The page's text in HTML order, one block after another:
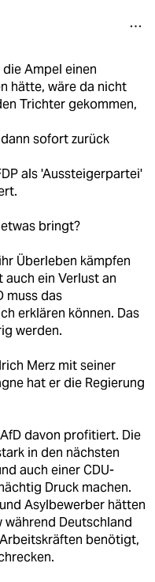
Ampel einen
hätte, wäre da nicht
Trichter gekommen,
sofort zurück
als 'Aussteigerpartei'
bringt?
Überleben kämpfen
auch ein Verlust an
muss das
erklären können. Das
werden.
Merz mit seiner
hat er die Regierung
davon profitiert. Die
in den nächsten
auch einer CDU-
Druck machen.
Asylbewerber hätten
während Deutschland
benötigt,